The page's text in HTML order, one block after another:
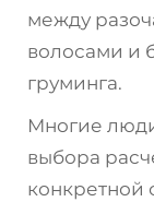
между
волосами и
груминга.
Многие
выбора
конкретной